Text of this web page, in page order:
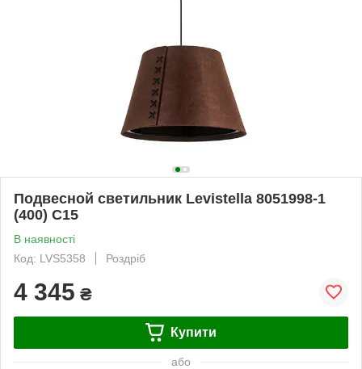
Подвесной светильник Levistella 8051998-1
(400) C15
В наявності
Код: LVS5358
Роздріб
4 345 ₴
Купити
або